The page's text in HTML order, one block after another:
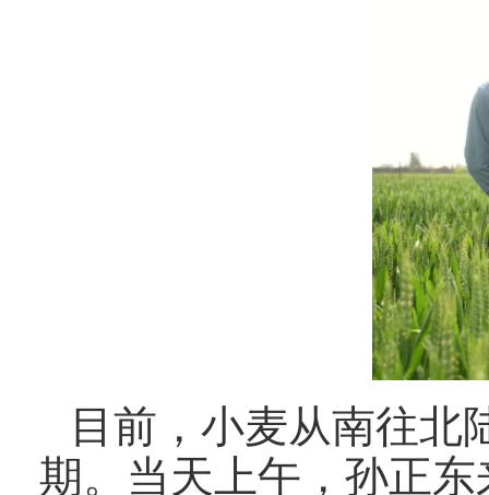
目前，小麦从南往北
期。当天上午，孙正